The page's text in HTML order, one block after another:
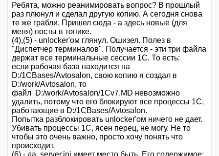
Ребята, можно реанимировать вопрос? В прошлый
раз плюнул и сделал другую копию. А сегодня снова
те же грабли. Пришел сюда - а здесь новые (для
меня) посты в топике.
(4),(5) - unlocker'ом глянул. Ошизел. Полез в
"Диспетчер терминалов". Получается - эти три файла
держат все терминальные сессии 1С. То есть:
если рабочая база находится на
D:/1CBases/Avtosalon, свою копию я создал в
D:/work/Avtosalon, то
файл D:/work/Avtosalon/1Cv7.MD невозможно
удалить, потому что его блокируют все процессы 1С,
работающие в D:/1CBases/Avtosalon.
Попытка разблокировать unlocker'ом ничего не дает.
Убивать процессы 1С, ясен перец, не могу. Не то
чтобы это очень важно, просто хочу понять что
происходит.
(6) - да, server.ini имеет место быть. Его содержимое: